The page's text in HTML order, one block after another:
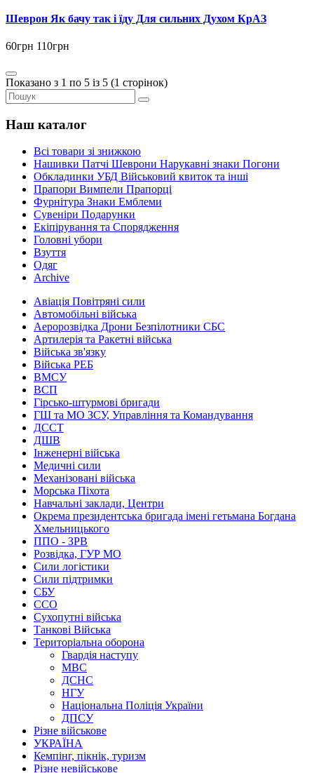
Шеврон Як бачу так і їду Для сильних Духом КрАЗ
60грн 110грн
Показано з 1 по 5 із 5 (1 сторінок)
Наш каталог
Всі товари зі знижкою
Нашивки Патчі Шеврони Нарукавні знаки Погони
Обкладинки УБД Військовий квиток та інші
Прапори Вимпели Прапорці
Фурнітура Знаки Емблеми
Сувеніри Подарунки
Екіпірування та Спорядження
Головні убори
Взуття
Одяг
Archive
Авіація Повітряні сили
Автомобільні війська
Аеророзвідка Дрони Безпілотники СБС
Артилерія та Ракетні війська
Війська зв'язку
Війська РЕБ
ВМСУ
ВСП
Гірсько-штурмові бригади
ГШ та МО ЗСУ, Управління та Командування
ДССТ
ДШВ
Інженерні війська
Медичні сили
Механізовані війська
Морська Піхота
Навчальні заклади, Центри
Окрема президентська бригада імені гетьмана Богдана
Хмельницького
ППО - ЗРВ
Розвідка, ГУР МО
Сили логістики
Сили підтримки
СБУ
ССО
Сухопутні війська
Танкові Війська
Територіальна оборона
Гвардія наступу
МВС
ДСНС
НГУ
Національна Поліція України
ДПСУ
Різне військове
УКРАЇНА
Кемпінг, пікнік, туризм
Різне невійськове